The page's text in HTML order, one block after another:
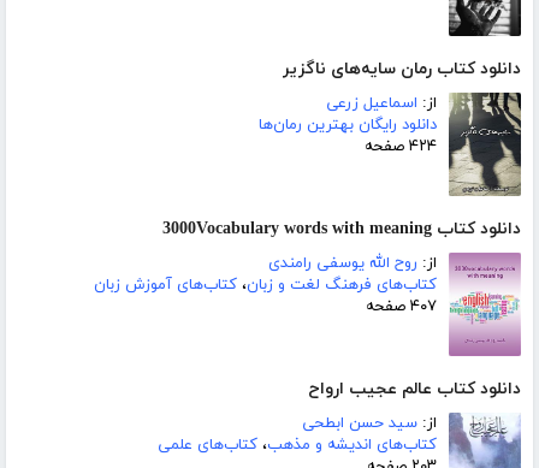
دانلود کتاب رمان سایه‌های ناگزیر
از: اسماعیل زرعی
دانلود رایگان بهترین رمان‌ها
۴۲۴ صفحه
دانلود کتاب 3000Vocabulary words with meaning
از: روح الله یوسفی رامندی
کتاب‌های فرهنگ لغت و زبان، کتاب‌های آموزش زبان
۴۰۷ صفحه
دانلود کتاب عالم عجیب ارواح
از: سید حسن ابطحی
کتاب‌های اندیشه و مذهب، کتاب‌های علمی